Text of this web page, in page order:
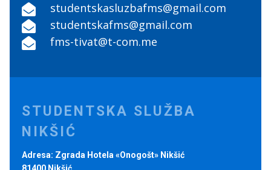
 studentskasluzbafms@gmail.com
 studentskafms@gmail.com
 fms-tivat@t-com.me
STUDENTSKA SLUŽBA
NIKŠIĆ
Adresa: Zgrada Hotela «Onogošt» Nikšić